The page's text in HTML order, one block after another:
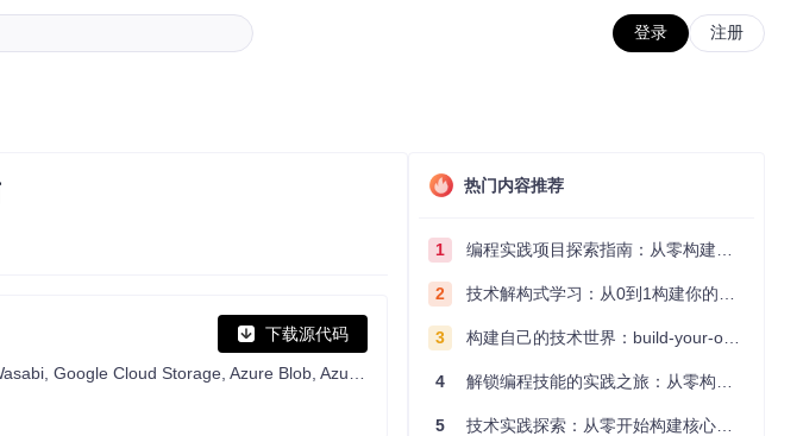
登录 注册
下载源代码
热门内容推荐
1 编程实践项目探索指南：从零构建技术能力体系
2 技术解构式学习：从0到1构建你的编程知识体系
3 构建自己的技术世界：build-your-own-x项目的实践探索指南
4 解锁编程技能的实践之旅：从零构建你的技术世界
5 技术实践探索：从零开始构建核心系统的实践指南